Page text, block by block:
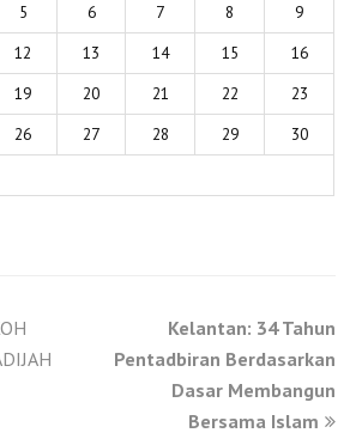
5 6 7 8
9
12 13 14 15
16
19 20 21 22
23
26 27 28 29
30
Kelantan: 34 Tahun
Pentadbiran Berdasarkan
Dasar Membangun
Bersama Islam